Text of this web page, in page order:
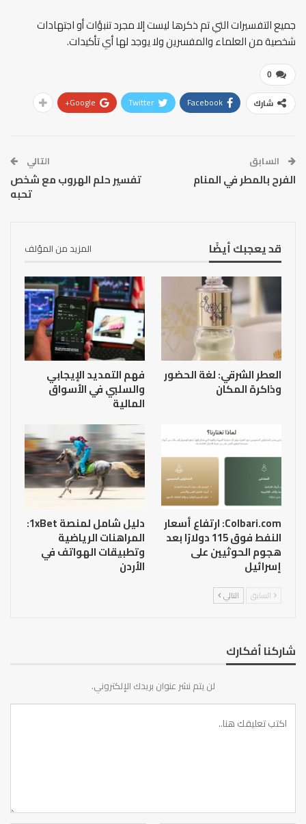
جميع التفسيرات التي تم ذكرها ليست إلا مجرد تنبؤات أو اجتهادات
شخصية من العلماء والمفسرين ولا يوجد لها أي تأكيدات.
0
شارك Facebook
Twitter
Google+
السابق
الفرح بالمطر في المنام
التالي
تفسير حلم الهروب مع شخص
تحبه
قد يعجبك أيضًا المزيد من المؤلف
العطر الشرقي: لغة الحضور
وذاكرة المكان
فهم التمديد الإيجابي
والسلبي في الأسواق
المالية
Colbari.com: ارتفاع أسعار
النفط فوق 115 دولارًا بعد
هجوم الحوثيين على
إسرائيل
دليل شامل لمنصة 1xBet:
المراهنات الرياضية
وتطبيقات الهواتف في
الأردن
السابق التالي
شاركنا أفكارك
لن يتم نشر عنوان بريدك الإلكتروني.